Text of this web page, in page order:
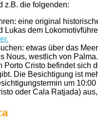
z.B. die folgenden:
eine original
Lukas dem
etwas über das
Nous, westlich von Palma.
Porto Cristo befindet
Die Besichtigung ist
um
oder Cala Ratjada)